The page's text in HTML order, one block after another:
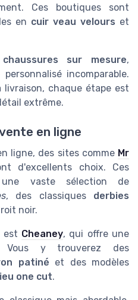
Ces boutiques sont
en cuir veau velours et
chaussures sur mesure,
incomparable.
livraison, chaque étape est
extrême.
en ligne
ligne, des sites comme Mr
d'excellents choix. Ces
une vaste sélection de
, des classiques derbies
noir.
est Cheaney, qui offre une
Vous y trouverez des
patiné et des modèles
one cut.